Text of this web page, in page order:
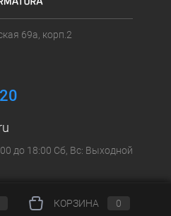
69а, корп.2
до 18:00 Сб, Вс: Выходной
КОРЗИНА 0